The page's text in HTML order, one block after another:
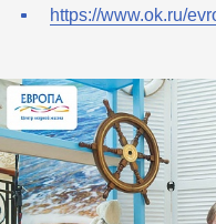
https://www.ok.ru/